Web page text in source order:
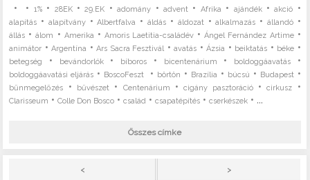
• • 1%• 28EK•29.EK •adomány •advent • Afrika • ajándék•akció •
alapítás • alapítvány•Albertfalva •áldás • áldozat •alkalmazás • állandó•
állás •álom • Amerika • Amoris Laetitia-családév •Ángel Fernández Artime•
animátor •Argentína •Ars Sacra Fesztivál •avatás •Ázsia • beiktatás • béke •
betegség • bevándorlók• bíboros • bicentenárium • boldoggáavatás•
boldoggáavatási eljárás • BoscoFeszt • börtön • Brazília • búcsú • Budapest •
bűnmegelőzés • bűvészet • Centenárium •cigány pasztoráció•cirkusz •
Clarisseum •Colle Don Bosco •család •csapatépítés •cserkészek • ...
Összes címke
< >